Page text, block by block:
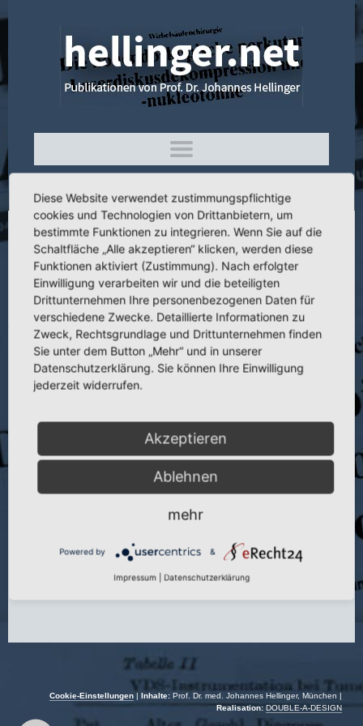
3.031 Autoradiographische und
histochemische Untersuchungen nach
tierexperimentieller autologer
Transplantation wachsenden Knorpels
Titel:Autoradiographische und histochemische Untersuchungen nach
Seite:511
G. Schramm und J. Hellinger
Cookie-Einstellungen | Inhalte: Prof. Dr. med. Johannes Hellinger, München |
Realisation: DOUBLE-A-DESIGN
Diese Website verwendet zustimmungspflichtige
cookies und Technologien von Drittanbietern, um
bestimmte Funktionen zu integrieren. Wenn Sie auf die
Schaltfläche „Alle akzeptieren“ klicken, werden diese
Funktionen aktiviert (Zustimmung). Nach erfolgter
Einwilligung verarbeiten wir und die beteiligten
Drittunternehmen Ihre personenbezogenen Daten für
verschiedene Zwecke. Detaillierte Informationen zu
Zweck, Rechtsgrundlage und Drittunternehmen finden
Sie unter dem Button „Mehr“ und in unserer
Datenschutzerklärung. Sie können Ihre Einwilligung
jederzeit widerrufen.
Akzeptieren
Ablehnen
mehr
Powered by &
Impressum Datenschutzerklärung